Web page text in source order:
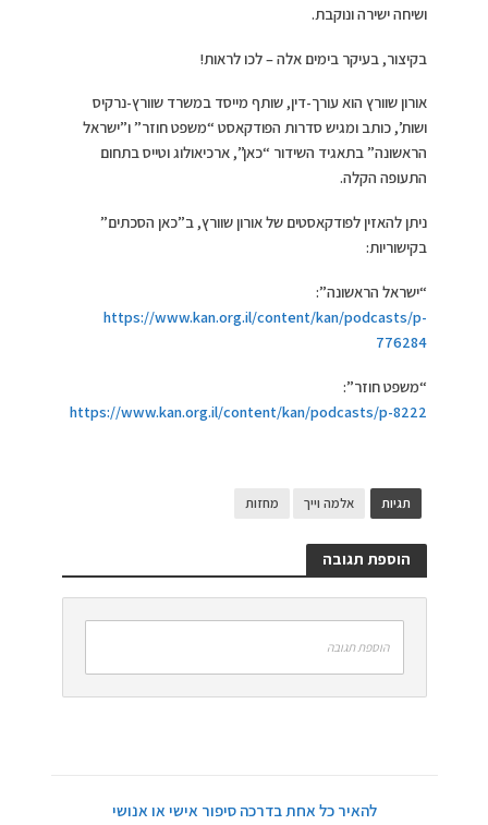
ושיחה ישירה ונוקבת.
בקיצור, בעיקר בימים אלה – לכו לראות!
אורון שוורץ הוא עורך-דין, שותף מייסד במשרד שוורץ-נרקיס
ושות’, כותב ומגיש סדרות הפודקאסט “משפט חוזר” ו”ישראל
הראשונה” בתאגיד השידור “כאן”, ארכיאולוג וטייס בתחום
התעופה הקלה.
ניתן להאזין לפודקאסטים של אורון שוורץ, ב”כאן הסכתים”
בקישוריות:
“ישראל הראשונה”:
https://www.kan.org.il/content/kan/podcasts/p-
776284
“משפט חוזר”:
https://www.kan.org.il/content/kan/podcasts/p-8222
תגיות אלמה וייך מחזות
הוספת תגובה
הוספת תגובה
להאיר כל אחת בדרכה סיפור אישי או אנושי